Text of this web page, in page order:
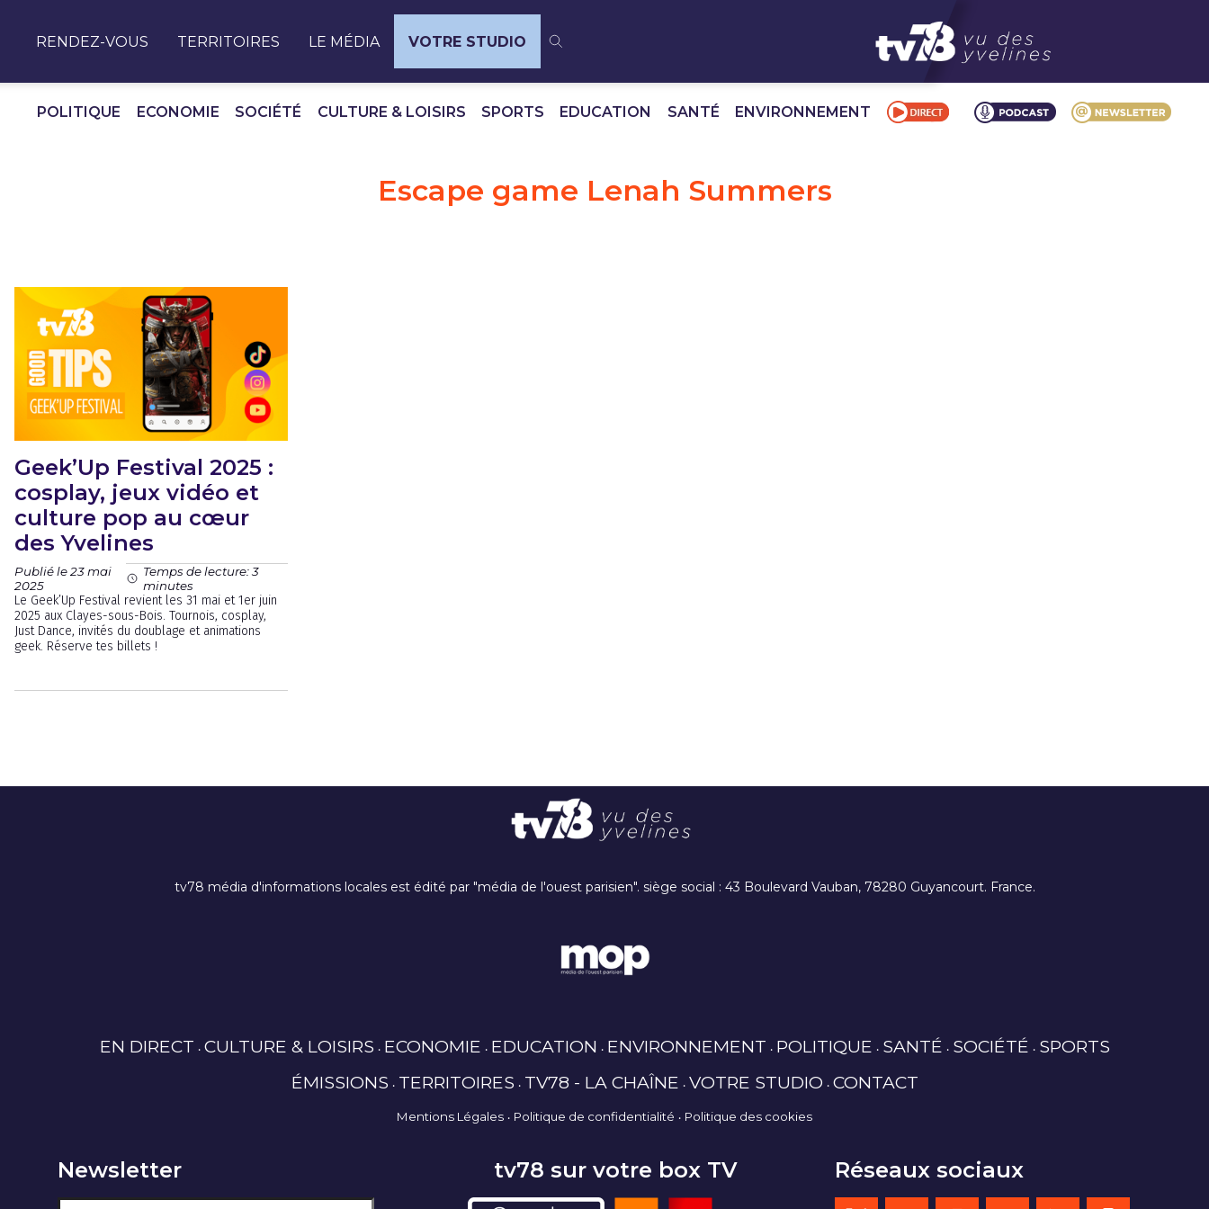
RENDEZ-VOUS TERRITOIRES LE MÉDIA VOTRE STUDIO
POLITIQUE ECONOMIE SOCIÉTÉ CULTURE & LOISIRS SPORTS EDUCATION SANTÉ ENVIRONNEMENT
Escape game Lenah Summers
Geek’Up Festival 2025 :
cosplay, jeux vidéo et
culture pop au cœur
des Yvelines
Publié le 23 mai
2025
Temps de lecture: 3
minutes
Le Geek’Up Festival revient les 31 mai et 1er juin
2025 aux Clayes-sous-Bois. Tournois, cosplay,
Just Dance, invités du doublage et animations
geek. Réserve tes billets !
tv78 média d'informations locales est édité par "média de l'ouest parisien". siège social : 43 Boulevard Vauban, 78280 Guyancourt. France.
EN DIRECT CULTURE & LOISIRS ECONOMIE EDUCATION ENVIRONNEMENT POLITIQUE SANTÉ SOCIÉTÉ SPORTS
ÉMISSIONS TERRITOIRES TV78 - LA CHAÎNE VOTRE STUDIO CONTACT
Mentions Légales Politique de confidentialité Politique des cookies
Newsletter tv78 sur votre box TV Réseaux sociaux